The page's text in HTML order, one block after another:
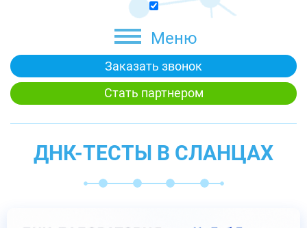
Меню
Заказать звонок
Стать партнером
ДНК-ТЕСТЫ В СЛАНЦАХ